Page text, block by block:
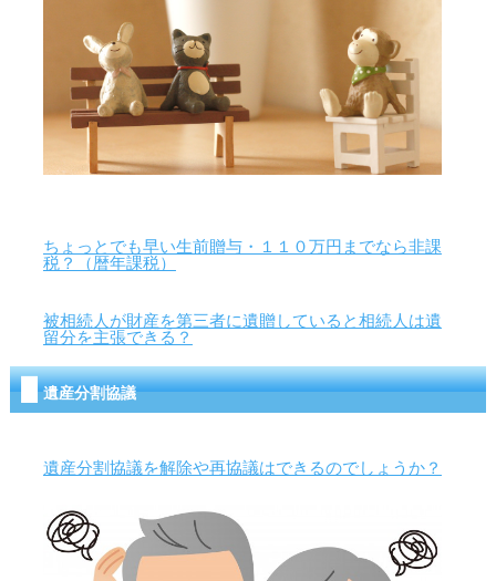
ちょっとでも早い生前贈与・１１０万円までなら非課
税？（暦年課税）
被相続人が財産を第三者に遺贈していると相続人は遺
留分を主張できる？
遺産分割協議
遺産分割協議を解除や再協議はできるのでしょうか？